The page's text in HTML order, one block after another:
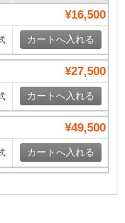
¥16,500
¥27,500
¥49,500